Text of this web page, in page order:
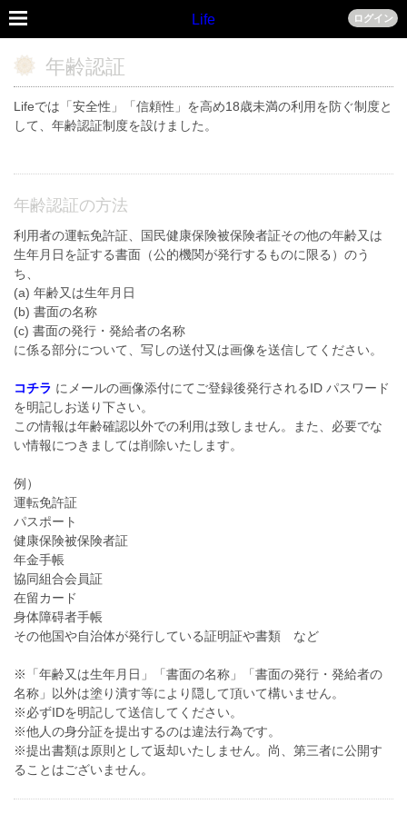
Life ログイン
年齢認証
Lifeでは「安全性」「信頼性」を高め18歳未満の利用を防ぐ制度と
して、年齢認証制度を設けました。
年齢認証の方法
利用者の運転免許証、国民健康保険被保険者証その他の年齢又は
生年月日を証する書面（公的機関が発行するものに限る）のう
ち、
(a) 年齢又は生年月日
(b) 書面の名称
(c) 書面の発行・発給者の名称
に係る部分について、写しの送付又は画像を送信してください。
コチラ にメールの画像添付にてご登録後発行されるID パスワード
を明記しお送り下さい。
この情報は年齢確認以外での利用は致しません。また、必要でな
い情報につきましては削除いたします。
例）
運転免許証
パスポート
健康保険被保険者証
年金手帳
協同組合会員証
在留カード
身体障碍者手帳
その他国や自治体が発行している証明証や書類 など
※「年齢又は生年月日」「書面の名称」「書面の発行・発給者の
名称」以外は塗り潰す等により隠して頂いて構いません。
※必ずIDを明記して送信してください。
※他人の身分証を提出するのは違法行為です。
※提出書類は原則として返却いたしません。尚、第三者に公開す
ることはございません。